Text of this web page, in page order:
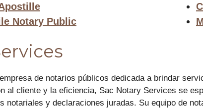
Notary Public
de notarios públicos dedicada a brindar
al cliente y la eficiencia, Sac Notary Services se
notariales y declaraciones juradas. Su equipo de